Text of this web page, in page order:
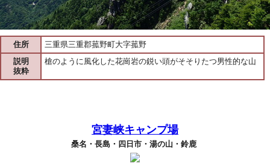
住所
三重県三重郡菰野町大字菰野
説明
抜粋
槍のように風化した花崗岩の鋭い頭がそそりたつ男性的な山
宮妻峡キャンプ場
桑名・長島・四日市・湯の山・鈴鹿